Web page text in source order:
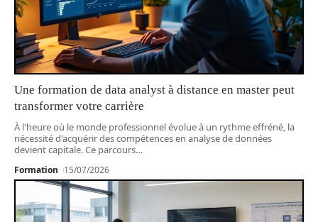
Une formation de data analyst à distance en master peut
transformer votre carrière
À l'heure où le monde professionnel évolue à un rythme effréné, la
nécessité d'acquérir des compétences en analyse de données
devient capitale. Ce parcours…
Formation 15/07/2026